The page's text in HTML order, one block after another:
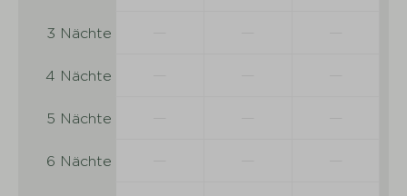
3 Nächte
4 Nächte
5 Nächte
6 Nächte